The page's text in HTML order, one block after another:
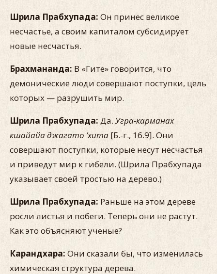
Шрила Прабхупада: Он принес великое
несчастье, а своим капиталом субсидирует
новые несчастья.
Брахмананда: В «Гите» говорится, что
демонические люди совершают поступки, цель
которых — разрушить мир.
Шрила Прабхупада: Да. Угра-карманах
кшайайа джагато ’хита [Б.-г., 16.9]. Они
совершают поступки, которые несут несчастья
и приведут мир к гибели. (Шрила Прабхупада
указывает своей тростью на дерево.)
Шрила Прабхупада: Раньше на этом дереве
росли листья и побеги. Теперь они не растут.
Как это объясняют ученые?
Карандхара: Они сказали бы, что изменилась
химическая структура дерева.